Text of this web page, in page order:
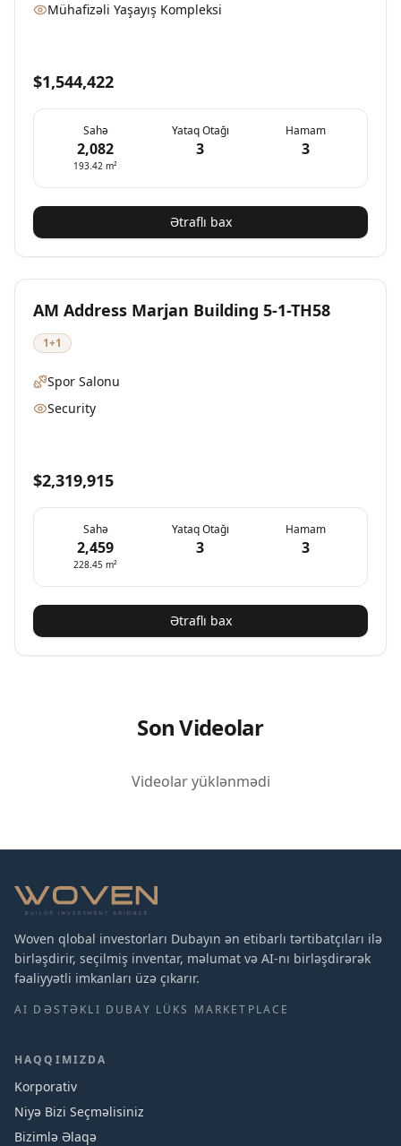
Mühafizəli Yaşayış Kompleksi
$1,544,422
Sahə
2,082
193.42 m²
Yataq Otağı
3
Hamam
3
Ətraflı bax
AM Address Marjan Building 5-1-TH58
1+1
Spor Salonu
Security
$2,319,915
Sahə
2,459
228.45 m²
Yataq Otağı
3
Hamam
3
Ətraflı bax
Son Videolar
Videolar yüklənmədi
Woven qlobal investorları Dubayın ən etibarlı tərtibatçıları ilə
birləşdirir, seçilmiş inventar, məlumat və AI-nı birləşdirərək
fəaliyyətli imkanları üzə çıkarır.
AI DƏSTƏKLI DUBAY LÜKS MARKETPLACE
HAQQIMIZDA
Korporativ
Niyə Bizi Seçməlisiniz
Bizimlə Əlaqə